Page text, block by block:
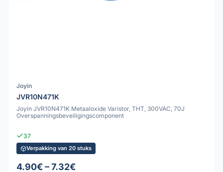
Joyin
JVR10N471K
Joyin JVR10N471K Metaaloxide Varistor, THT, 300VAC, 70J
Overspanningsbeveiligingscomponent
37
Verpakking van 20 stuks
4.90€ – 7.32€